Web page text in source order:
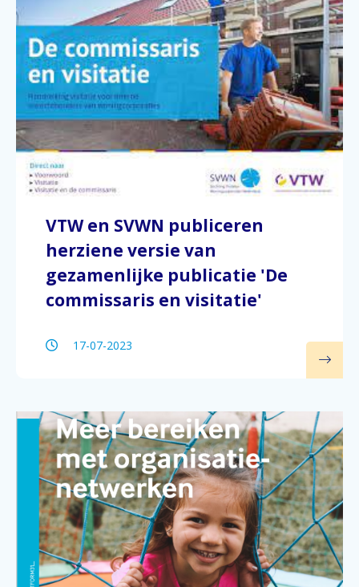
VTW en SVWN publiceren
herziene versie van
gezamenlijke publicatie 'De
commissaris en visitatie'
17-07-2023